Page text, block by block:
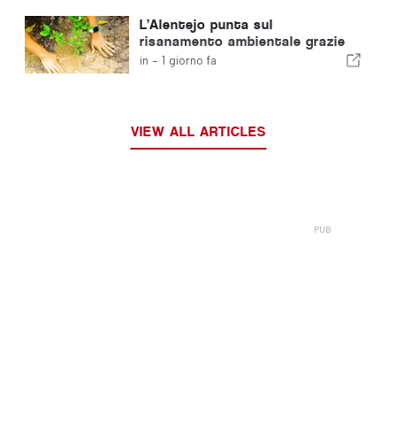
L’Alentejo punta sul
risanamento ambientale grazie
ai fondi europei
in - 1 giorno fa
VIEW ALL ARTICLES